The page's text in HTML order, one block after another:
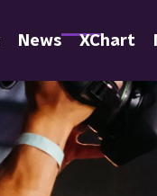
News XChart